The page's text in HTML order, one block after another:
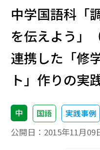
中学国語科「
を伝えよう」
連携した「修
ト」作りの実
中 国語 実践事例
公開日： 2015年11月09